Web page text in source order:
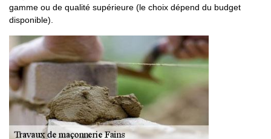
gamme ou de qualité supérieure (le choix dépend du budget
disponible).